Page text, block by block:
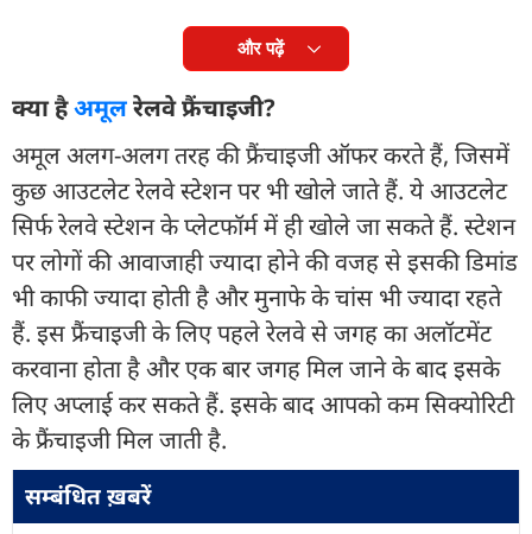
और पढ़ें
क्या हैअमूलरेलवे फ्रैंचाइजी?
अमूल अलग-अलग तरह की फ्रैंचाइजी ऑफर करते हैं, जिसमें
कुछ आउटलेट रेलवे स्टेशन पर भी खोले जाते हैं. ये आउटलेट
सिर्फ रेलवे स्टेशन के प्लेटफॉर्म में ही खोले जा सकते हैं. स्टेशन
पर लोगों की आवाजाही ज्यादा होने की वजह से इसकी डिमांड
भी काफी ज्यादा होती है और मुनाफे के चांस भी ज्यादा रहते
हैं. इस फ्रैंचाइजी के लिए पहले रेलवे से जगह का अलॉटमेंट
करवाना होता है और एक बार जगह मिल जाने के बाद इसके
लिए अप्लाई कर सकते हैं. इसके बाद आपको कम सिक्योरिटी
के फ्रैंचाइजी मिल जाती है.
सम्बंधित ख़बरें